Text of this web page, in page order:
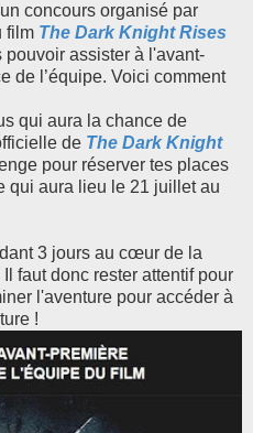
concours organisé par
film
pouvoir assister à l'avant-
de l’équipe. Voici comment
qui aura la chance de
de The Dark Knight
pour réserver tes places
qui aura lieu le 21 juillet au
3 jours au cœur de la
faut donc rester attentif pour
l'aventure pour accéder à
!